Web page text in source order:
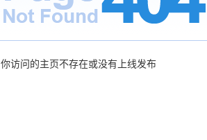
你访问的主页不存在或没有上线发布